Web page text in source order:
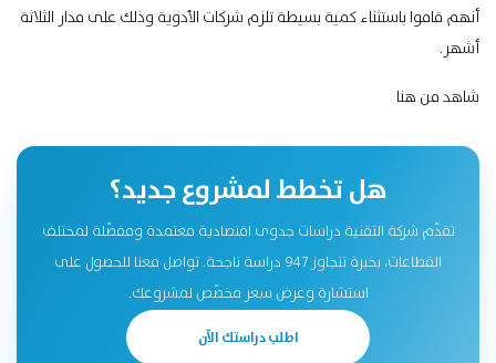
أنهم قاموا باستثناء كمية بسيطة تلزم شركات الأدوية وذلك على مدار الثلاثة
أشهر.
شاهدمن هنا
هل تخطط لمشروع جديد؟
تقدّم شركة التقنية دراسات جدوى اقتصادية معتمدة ومفصّلة لمختلف
القطاعات، بخبرة تتجاوز 947 دراسة ناجحة. تواصل معنا للحصول على
استشارة وعرض سعر مخصّص لمشروعك.
اطلب دراستك الآن